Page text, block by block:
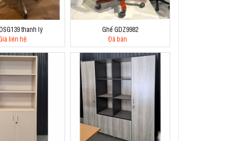
thanh lý
liên hệ
Ghế GDZ9982
Đã bán